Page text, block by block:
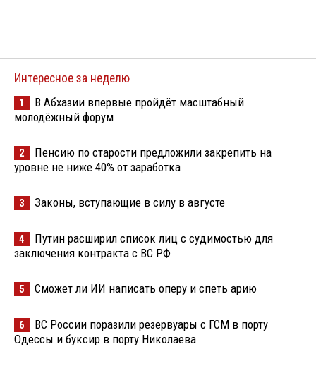
Интересное за неделю
1
В Абхазии впервые пройдёт масштабный
молодёжный форум
2
Пенсию по старости предложили закрепить на
уровне не ниже 40% от заработка
3 Законы, вступающие в силу в августе
4
Путин расширил список лиц с судимостью для
заключения контракта с ВС РФ
5 Сможет ли ИИ написать оперу и спеть арию
6
ВС России поразили резервуары с ГСМ в порту
Одессы и буксир в порту Николаева